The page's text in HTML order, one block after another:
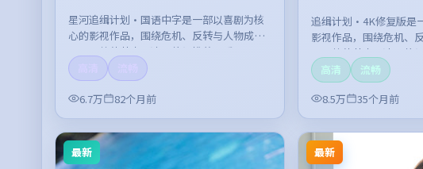
星河追缉计划·国语中字是一部以喜剧为核
心的影视作品，围绕危机、反转与人物成长
展开，整体节奏紧凑，值得推荐观看。
6.7万 82个月前
追缉计划·4K修复版是
影视作品，围绕危机、
开，整体节奏紧凑，值
高清
流畅
8.5万
35个月前
最新 最新